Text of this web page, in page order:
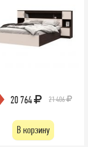
20 764 21 406
В корзину